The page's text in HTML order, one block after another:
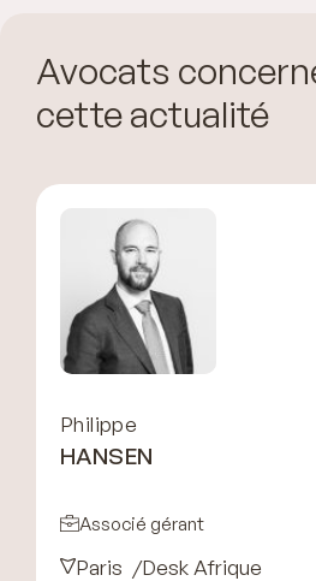
Avocats
cette actualité
Philippe
HANSEN
Associé gérant
Paris Desk Afrique